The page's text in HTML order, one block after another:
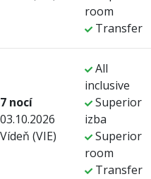
room
Transfer
7 nocí
03.10.2026
Vídeň (VIE)
All
inclusive
Superior
izba
Superior
room
Transfer